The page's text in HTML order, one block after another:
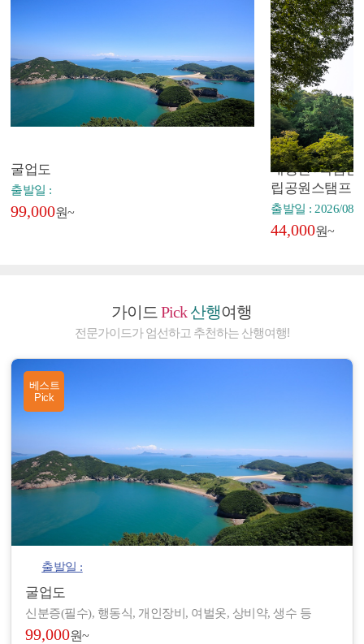
굴업도
출발일 :
99,000원~
내장산+백암산
립공원스탬프
출발일 : 2026/08/
44,000원~
가이드Pick 산행여행
전문가이드가 엄선하고 추천하는 산행여행!
베스트
Pick
출발일 :
굴업도
신분증(필수), 행동식, 개인장비, 여벌옷, 상비약, 생수 등
99,000원~